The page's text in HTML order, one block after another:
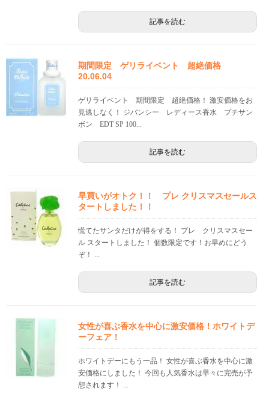
記事を読む
期間限定 ゲリライベント 超絶価格
20.06.04
ゲリライベント 期間限定 超絶価格！ 激安価格をお
見逃しなく！ ジバンシー レディース香水 プチサン
ボン EDT SP 100...
記事を読む
早買いがオトク！！ プレ クリスマスセールス
タートしました！！
慌てたサンタだけが得をする！ プレ クリスマスセー
ル スタートしました！ 個数限定です！お早めにどう
ぞ！ ...
記事を読む
女性が喜ぶ香水を中心に激安価格！ホワイトデ
ーフェア！
ホワイトデーにもう一品！ 女性が喜ぶ香水を中心に激
安価格にしました！ 今回も人気香水は早々に完売が予
想されます！ ...